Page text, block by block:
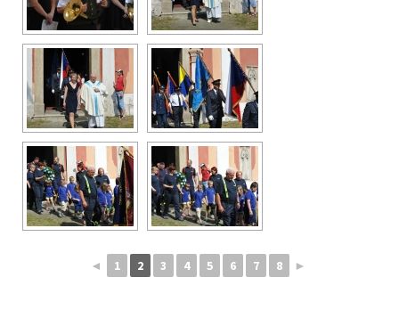
◄ 1 2 3 4 5 6 7 8 ►